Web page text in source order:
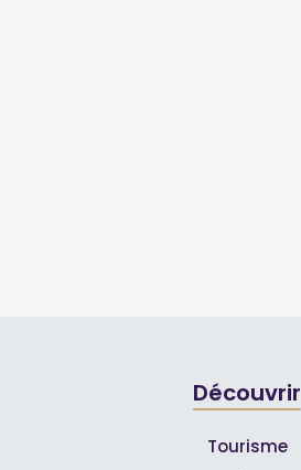
Découvrir
Tourisme